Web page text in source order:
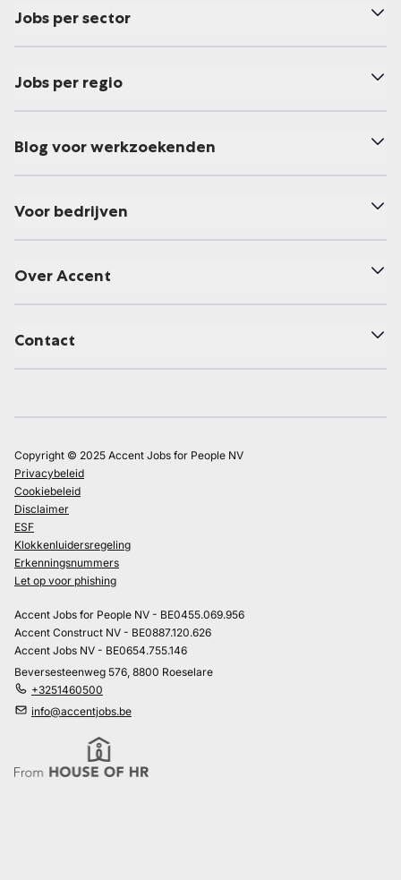
Jobs per sector
Jobs per regio
Blog voor werkzoekenden
Voor bedrijven
Over Accent
Contact
Copyright © 2025 Accent Jobs for People NV
Privacybeleid
Cookiebeleid
Disclaimer
ESF
Klokkenluidersregeling
Erkenningsnummers
Let op voor phishing
Accent Jobs for People NV - BE0455.069.956
Accent Construct NV - BE0887.120.626
Accent Jobs NV - BE0654.755.146
Beversesteenweg 576, 8800 Roeselare
+3251460500
info@accentjobs.be